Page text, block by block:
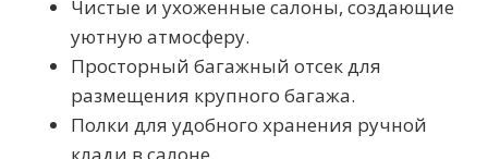
Чистые и ухоженные салоны, создающие
уютную атмосферу.
Просторный багажный отсек для
размещения крупного багажа.
Полки для удобного хранения ручной